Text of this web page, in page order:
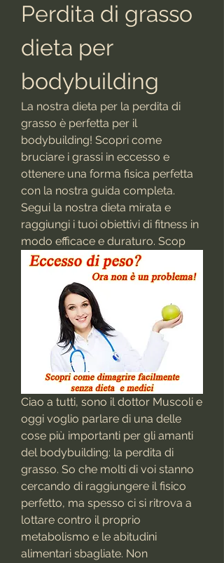
Perdita di grasso
dieta per
bodybuilding
La nostra dieta per la perdita di
grasso è perfetta per il
bodybuilding! Scopri come
bruciare i grassi in eccesso e
ottenere una forma fisica perfetta
con la nostra guida completa.
Segui la nostra dieta mirata e
raggiungi i tuoi obiettivi di fitness in
modo efficace e duraturo. Scop
Ciao a tutti, sono il dottor Muscoli e
oggi voglio parlare di una delle
cose più importanti per gli amanti
del bodybuilding: la perdita di
grasso. So che molti di voi stanno
cercando di raggiungere il fisico
perfetto, ma spesso ci si ritrova a
lottare contro il proprio
metabolismo e le abitudini
alimentari sbagliate. Non